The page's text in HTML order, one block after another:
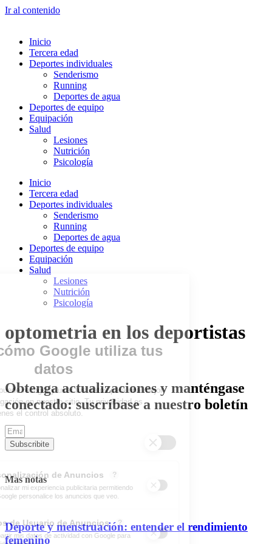
Ir al contenido
Inicio
Tercera edad
Deportes individuales
Senderismo
Running
Deportes de agua
Deportes de equipo
Equipación
Salud
Lesiones
Nutrición
Psicología
Inicio
Tercera edad
Deportes individuales
Senderismo
Running
Deportes de agua
Deportes de equipo
Equipación
Salud
Lesiones
Nutrición
Psicología
optometria en los deportistas
Obtenga actualizaciones y manténgase
conectado: suscríbase a nuestro boletín
Subscribite
Mas notas
Deporte y menstruación: entender el rendimiento
femenino